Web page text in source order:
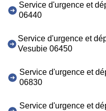
Service d'urgence et
06440
Service d'urgence et
Vesubie 06450
Service d'urgence et
06830
Service d'urgence et